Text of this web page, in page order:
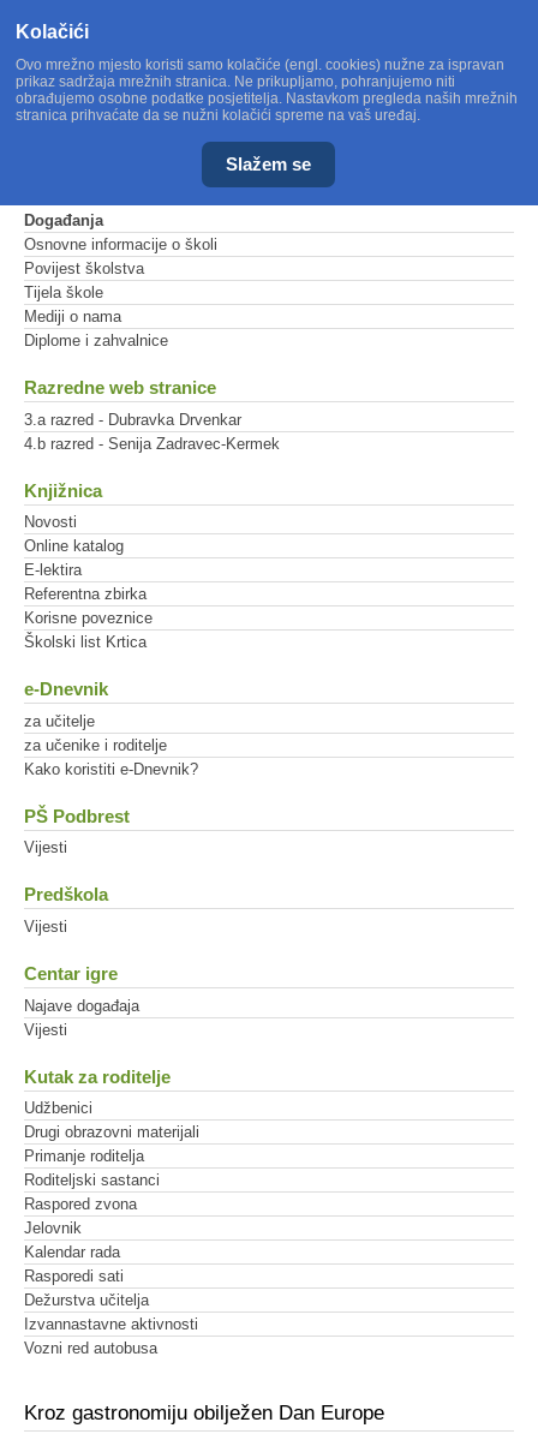
Događanja
Osnovne informacije o školi
Povijest školstva
Tijela škole
Mediji o nama
Diplome i zahvalnice
Razredne web stranice
3.a razred - Dubravka Drvenkar
4.b razred - Senija Zadravec-Kermek
Knjižnica
Novosti
Online katalog
E-lektira
Referentna zbirka
Korisne poveznice
Školski list Krtica
e-Dnevnik
za učitelje
za učenike i roditelje
Kako koristiti e-Dnevnik?
PŠ Podbrest
Vijesti
Predškola
Vijesti
Centar igre
Najave događaja
Vijesti
Kutak za roditelje
Udžbenici
Drugi obrazovni materijali
Primanje roditelja
Roditeljski sastanci
Raspored zvona
Jelovnik
Kalendar rada
Rasporedi sati
Dežurstva učitelja
Izvannastavne aktivnosti
Vozni red autobusa
Kroz gastronomiju obilježen Dan Europe
Kolačići
Ovo mrežno mjesto koristi samo kolačiće (engl. cookies) nužne za ispravan
prikaz sadržaja mrežnih stranica. Ne prikupljamo, pohranjujemo niti
obrađujemo osobne podatke posjetitelja. Nastavkom pregleda naših mrežnih
stranica prihvaćate da se nužni kolačići spreme na vaš uređaj.
Slažem se